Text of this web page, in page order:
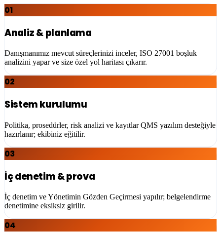
01
Analiz & planlama
Danışmanımız mevcut süreçlerinizi inceler, ISO 27001 boşluk
analizini yapar ve size özel yol haritası çıkarır.
02
Sistem kurulumu
Politika, prosedürler, risk analizi ve kayıtlar QMS yazılım desteğiyle
hazırlanır; ekibiniz eğitilir.
03
İç denetim & prova
İç denetim ve Yönetimin Gözden Geçirmesi yapılır; belgelendirme
denetimine eksiksiz girilir.
04